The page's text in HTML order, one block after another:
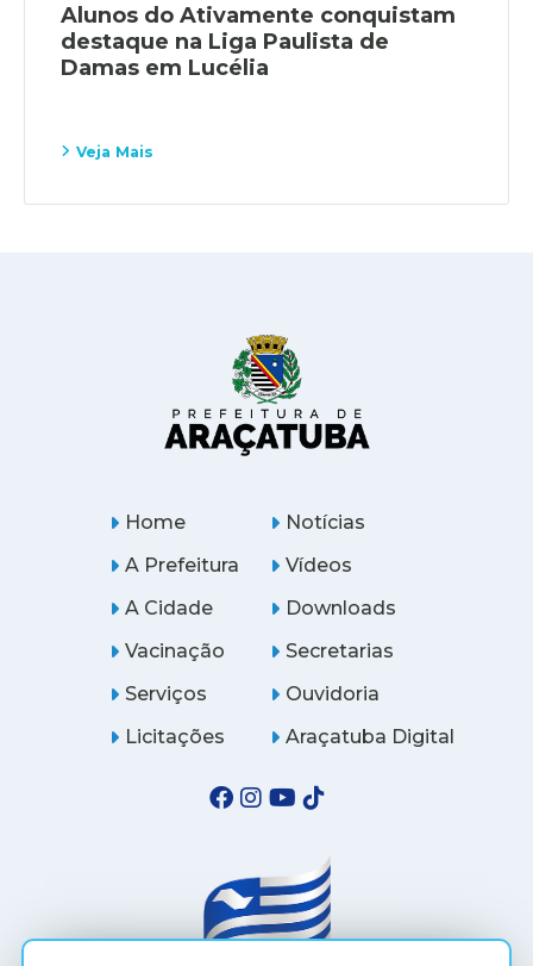
Alunos do Ativamente conquistam
destaque na Liga Paulista de
Damas em Lucélia
Veja Mais
Home
A Prefeitura
A Cidade
Notícias
Vídeos
Downloads
Vacinação
Serviços
Licitações
Secretarias
Ouvidoria
Araçatuba Digital